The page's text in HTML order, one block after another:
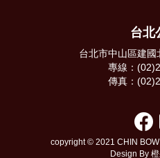
台北
台北市中山區建
專線：
傳真：
copyright © 2021 CHIN
Design By